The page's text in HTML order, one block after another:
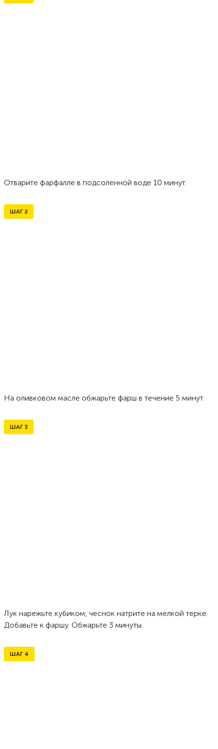
Отварите фарфалле в подсоленной воде 10 минут.
ШАГ 2
На оливковом масле обжарьте фарш в течение 5 минут.
ШАГ 3
Лук нарежьте кубиком, чеснок натрите на мелкой терке.
Добавьте к фаршу. Обжарьте 3 минуты.
ШАГ 4